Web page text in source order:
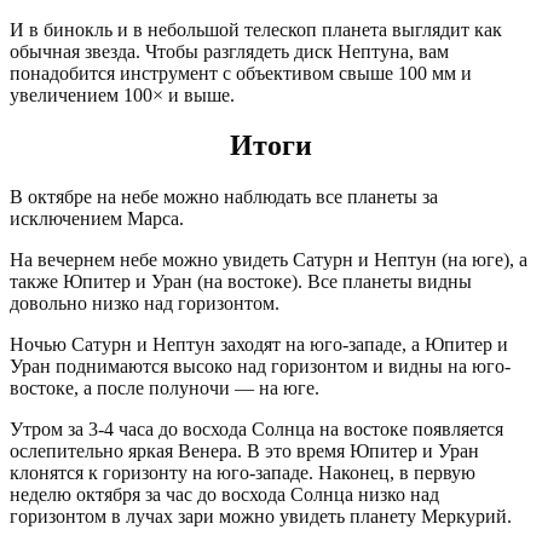
И в бинокль и в небольшой телескоп планета выглядит как
обычная звезда. Чтобы разглядеть диск Нептуна, вам
понадобится инструмент с объективом свыше 100 мм и
увеличением 100× и выше.
Итоги
В октябре на небе можно наблюдать все планеты за
исключением Марса.
На вечернем небе можно увидеть Сатурн и Нептун (на юге), а
также Юпитер и Уран (на востоке). Все планеты видны
довольно низко над горизонтом.
Ночью Сатурн и Нептун заходят на юго-западе, а Юпитер и
Уран поднимаются высоко над горизонтом и видны на юго-
востоке, а после полуночи — на юге.
Утром за 3-4 часа до восхода Солнца на востоке появляется
ослепительно яркая Венера. В это время Юпитер и Уран
клонятся к горизонту на юго-западе. Наконец, в первую
неделю октября за час до восхода Солнца низко над
горизонтом в лучах зари можно увидеть планету Меркурий.